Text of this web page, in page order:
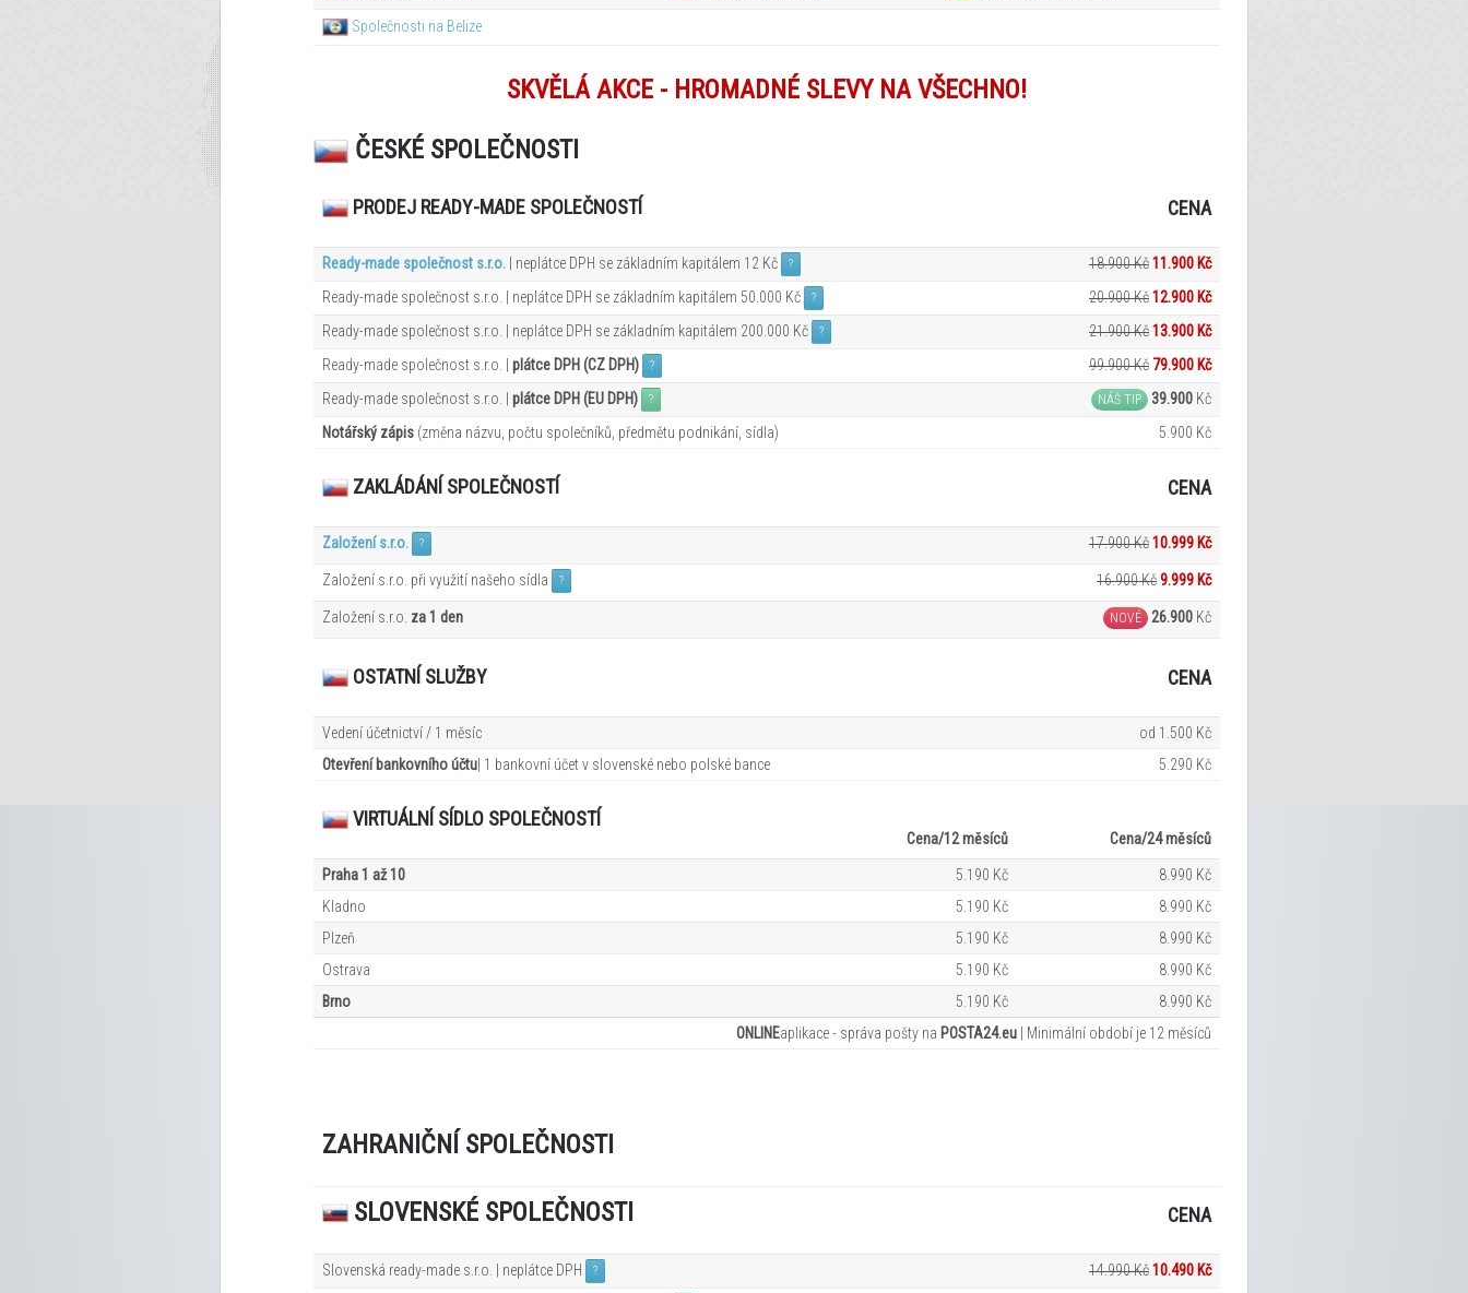
Společnosti na Belize
SKVĚLÁ AKCE - HROMADNÉ SLEVY NA VŠECHNO!
ČESKÉ SPOLEČNOSTI
PRODEJ READY-MADE SPOLEČNOSTÍ CENA
Ready-made společnost s.r.o. | neplátce DPH se základním kapitálem 12 Kč ? 18.900 Kč11.900 Kč
Ready-made společnost s.r.o. | neplátce DPH se základním kapitálem 50.000 Kč
? 20.900 Kč12.900 Kč
Ready-made společnost s.r.o. | neplátce DPH se základním kapitálem 200.000 Kč
? 21.900 Kč13.900 Kč
Ready-made společnost s.r.o. | plátce DPH (CZ DPH) ? 99.900 Kč 79.900 Kč
Ready-made společnost s.r.o. | plátce DPH (EU DPH) ? NÁŠ TIP 39.900 Kč
Notářský zápis (změna názvu, počtu společníků, předmětu podnikání, sídla) 5.900 Kč
ZAKLÁDÁNÍ SPOLEČNOSTÍ CENA
Založení s.r.o. ? 17.900 Kč10.999 Kč
Založení s.r.o. při využití našeho sídla ? 16.900 Kč9.999 Kč
Založení s.r.o. za 1 den NOVÉ 26.900 Kč
OSTATNÍ SLUŽBY CENA
Vedení účetnictví / 1 měsíc
od 1.500 Kč
Otevření bankovního účtu | 1 bankovní účet v slovenské nebo polské bance 5.290 Kč
VIRTUÁLNÍ SÍDLO SPOLEČNOSTÍ
Cena/12měsíců Cena/24měsíců
Praha 1 až 10 5.190 Kč
8.990 Kč
Kladno
5.190 Kč
8.990 Kč
Plzeň
5.190 Kč
8.990 Kč
Ostrava
5.190 Kč
8.990 Kč
Brno
5.190 Kč
8.990 Kč
ONLINEaplikace - správa pošty na POSTA24.eu Minimální období je 12 měsíců
ZAHRANIČNÍ SPOLEČNOSTI
SLOVENSKÉ SPOLEČNOSTI CENA
Slovenská ready-made s.r.o. | neplátce DPH ? 14.990 Kč10.490 Kč